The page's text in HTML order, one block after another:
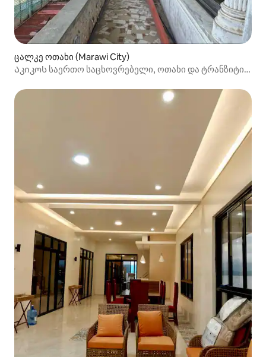
ცალკე ოთახი (Marawi City)
Აკიკოს საერთო საცხოვრებელი, ოთახი და ტრანზიტი